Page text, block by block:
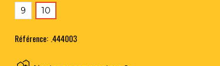
9 10
Référence: .444003